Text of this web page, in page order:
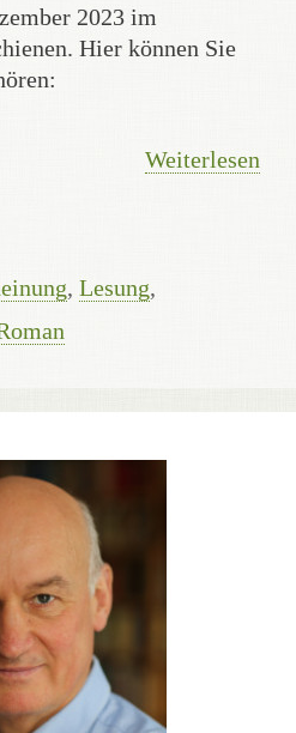
2023 im
Hier können Sie
Weiterlesen
, Lesung,